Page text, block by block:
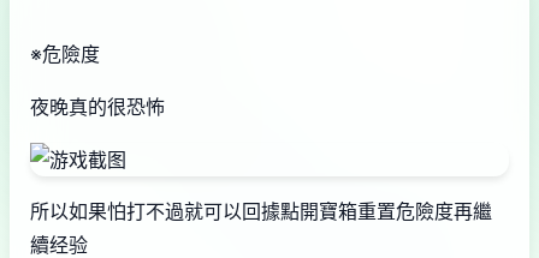
※危險度
夜晚真的很恐怖
所以如果怕打不過就可以回據點開寶箱重置危險度再繼
續经验